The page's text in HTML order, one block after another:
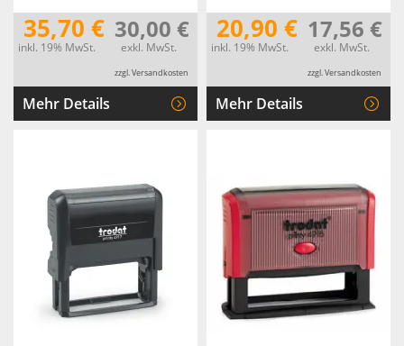
35,70 €
inkl. 19% MwSt.
30,00 €
exkl. MwSt.
zzgl. Versandkosten
Mehr Details
20,90 €
inkl. 19% MwSt.
17,56 €
exkl. MwSt.
zzgl. Versandkosten
Mehr Details